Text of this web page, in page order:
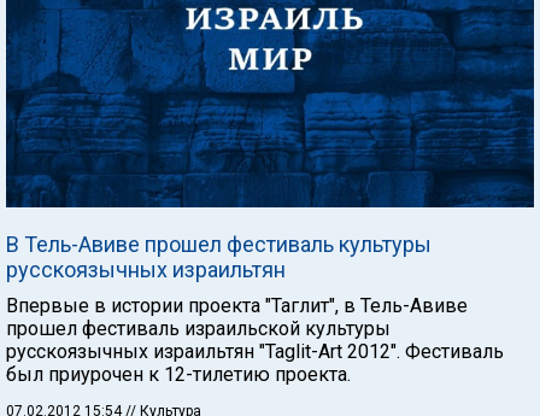
В Тель-Авиве прошел фестиваль культуры
русскоязычных израильтян
Впервые в истории проекта "Таглит", в Тель-Авиве
прошел фестиваль израильской культуры
русскоязычных израильтян "Taglit-Art 2012". Фестиваль
был приурочен к 12-тилетию проекта.
07.02.2012 15:54// Культура